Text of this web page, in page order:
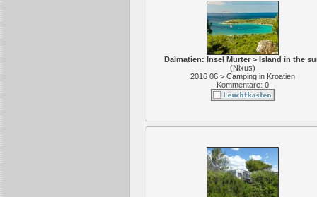
Dalmatien: Insel Murter > Island in the
(Nixus)
2016 06 > Camping in Kroatien
Kommentare: 0